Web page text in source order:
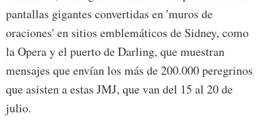
pantallas gigantes convertidas en 'muros de
oraciones' en sitios emblemáticos de Sidney, como
la Opera y el puerto de Darling, que muestran
mensajes que envían los más de 200.000 peregrinos
que asisten a estas JMJ, que van del 15 al 20 de
julio.